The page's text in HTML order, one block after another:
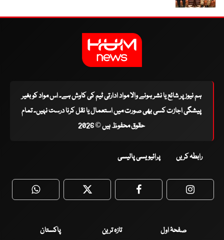
ہم نیوز پر شائع یا نشر ہونے والا مواد ادارتی ٹیم کی کاوش ہے۔ اس مواد کو بغیر
پیشگی اجازت کسی بھی صورت میں استعمال یا نقل کرنا درست نہیں۔ تمام
حقوق محفوظ ہیں © 2026
رابطہ کریں پرائیویسی پالیسی
WhatsApp Twitter Facebook
صفحۂ اول تازہ ترین
پاکستان